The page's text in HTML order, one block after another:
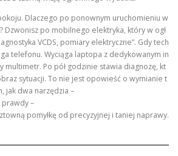
Dlaczego po ponownym uruchomieniu w
Dzwonisz po mobilnego elektryka, który w ogł
VCDS, pomiary elektryczne”. Gdy tech
telefonu. Wyciąga laptopa z dedykowanym in
Po pół godzinie stawia diagnozę, kt
sytuacji. To nie jest opowieść o wymianie t
jak dwa narzędzia –
–
pomyłkę od precyzyjnej i taniej naprawy.